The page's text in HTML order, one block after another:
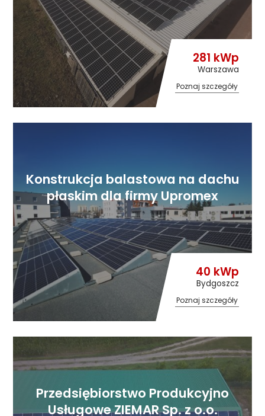
281 kWp
Warszawa
Poznaj szczegóły
Konstrukcja balastowa na dachu
płaskim dla firmy Upromex
40 kWp
Bydgoszcz
Poznaj szczegóły
Przedsiębiorstwo Produkcyjno
Usługowe ZIEMAR Sp. z o.o.